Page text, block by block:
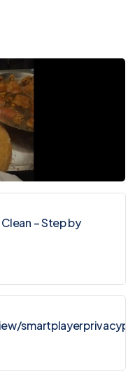
– Step by